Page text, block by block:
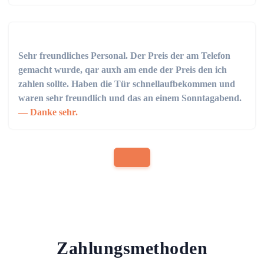
Sehr freundliches Personal. Der Preis der am Telefon
gemacht wurde, qar auxh am ende der Preis den ich
zahlen sollte. Haben die Tür schnellaufbekommen und
waren sehr freundlich und das an einem Sonntagabend.
Danke sehr.
Zahlungsmethoden